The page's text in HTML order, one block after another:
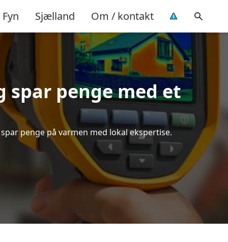
Fyn Sjælland Om / kontakt
spar penge med et
penge på varmen med lokal ekspertise.